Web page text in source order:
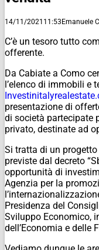
14/11/2021 11:53Emanuele
C’è un tesoro tutto
offerente.
Da Cabiate a Como
l’elenco di immobili e
presentazione di
di società partecipate
privato, destinate ad
Si tratta di un
previste dal decreto
opportunità di
Agenzia per la
Presidenza del
Sviluppo Economico,
dell’Economia e delle